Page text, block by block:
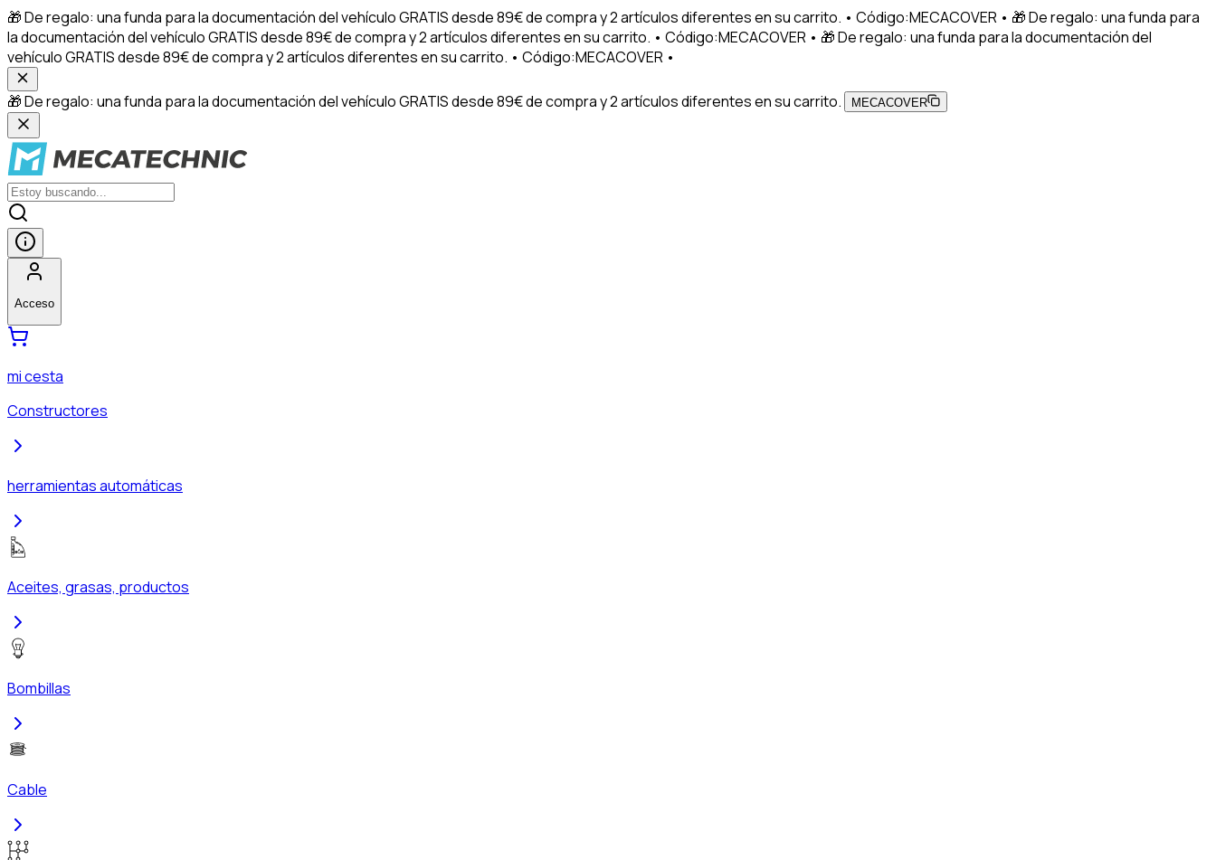
🎁 De regalo: una funda para la documentación del vehículo GRATIS desde 89€ de compra y 2 artículos diferentes en su carrito. • Código:MECACOVER • 🎁 De regalo: una funda para
la documentación del vehículo GRATIS desde 89€ de compra y 2 artículos diferentes en su carrito. • Código:MECACOVER • 🎁 De regalo: una funda para la documentación del
vehículo GRATIS desde 89€ de compra y 2 artículos diferentes en su carrito. • Código:MECACOVER •
🎁 De regalo: una funda para la documentación del vehículo GRATIS desde 89€ de compra y 2 artículos diferentes en su carrito. MECACOVER
Acceso
mi cesta
Constructores
herramientas automáticas
Aceites, grasas, productos
Bombillas
Cable